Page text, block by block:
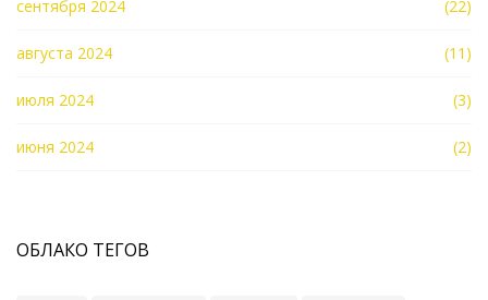
сентября 2024 (22)
августа 2024 (11)
июля 2024 (3)
июня 2024 (2)
ОБЛАКО ТЕГОВ